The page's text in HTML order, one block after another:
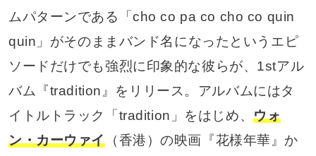
ムパターンである「cho co pa co cho co quin
quin」がそのままバンド名になったというエピ
ソードだけでも強烈に印象的な彼らが、1stアル
バム『tradition』をリリース。アルバムにはタ
イトルトラック「tradition」をはじめ、ウォ
ン・カーウァイ（香港）の映画『‎花様年華』か